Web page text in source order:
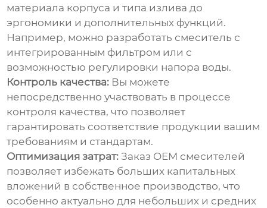
материала корпуса и типа излива до
эргономики и дополнительных функций.
Например, можно разработать смеситель с
интегрированным фильтром или с
возможностью регулировки напора воды.
Контроль качества: Вы можете
непосредственно участвовать в процессе
контроля качества, что позволяет
гарантировать соответствие продукции вашим
требованиям и стандартам.
Оптимизация затрат: Заказ OEM смесителей
позволяет избежать больших капитальных
вложений в собственное производство, что
особенно актуально для небольших и средних